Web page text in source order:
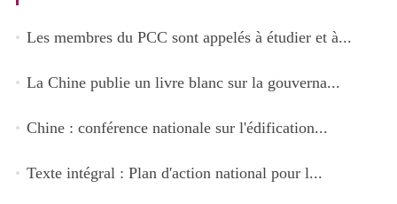
Les membres du PCC sont appelés à étudier et à...
La Chine publie un livre blanc sur la gouverna...
Chine : conférence nationale sur l'édification...
Texte intégral : Plan d'action national pour l...